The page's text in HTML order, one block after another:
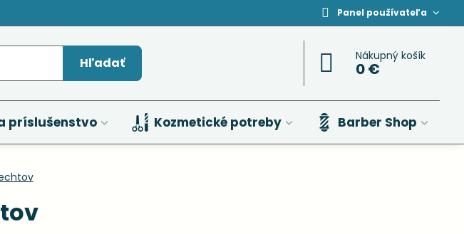
Panel používateľa
Hľadať Nákupný košík
0 €
príslušenstvo Kozmetické potreby Barber Shop